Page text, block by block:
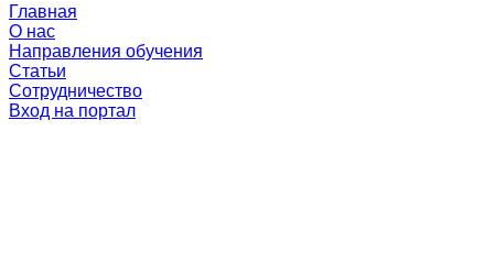
Главная
О нас
Направления обучения
Статьи
Сотрудничество
Вход на портал